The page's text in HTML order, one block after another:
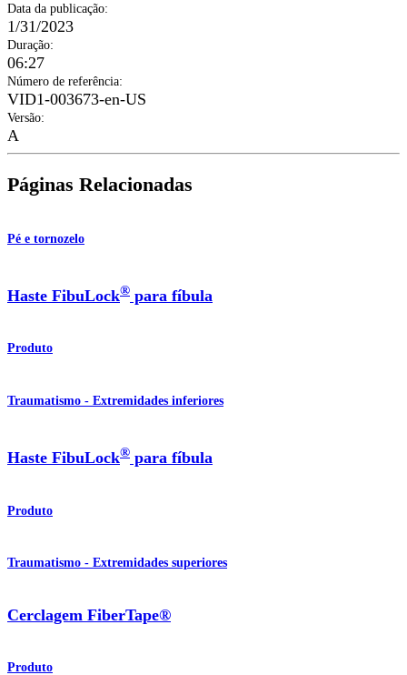
Data da publicação:
1/31/2023
Duração:
06:27
Número de referência:
VID1-003673-en-US
Versão:
A
Páginas Relacionadas
Pé e tornozelo
Haste FibuLock® para fíbula
Produto
Traumatismo - Extremidades inferiores
Haste FibuLock® para fíbula
Produto
Traumatismo - Extremidades superiores
Cerclagem FiberTape®
Produto